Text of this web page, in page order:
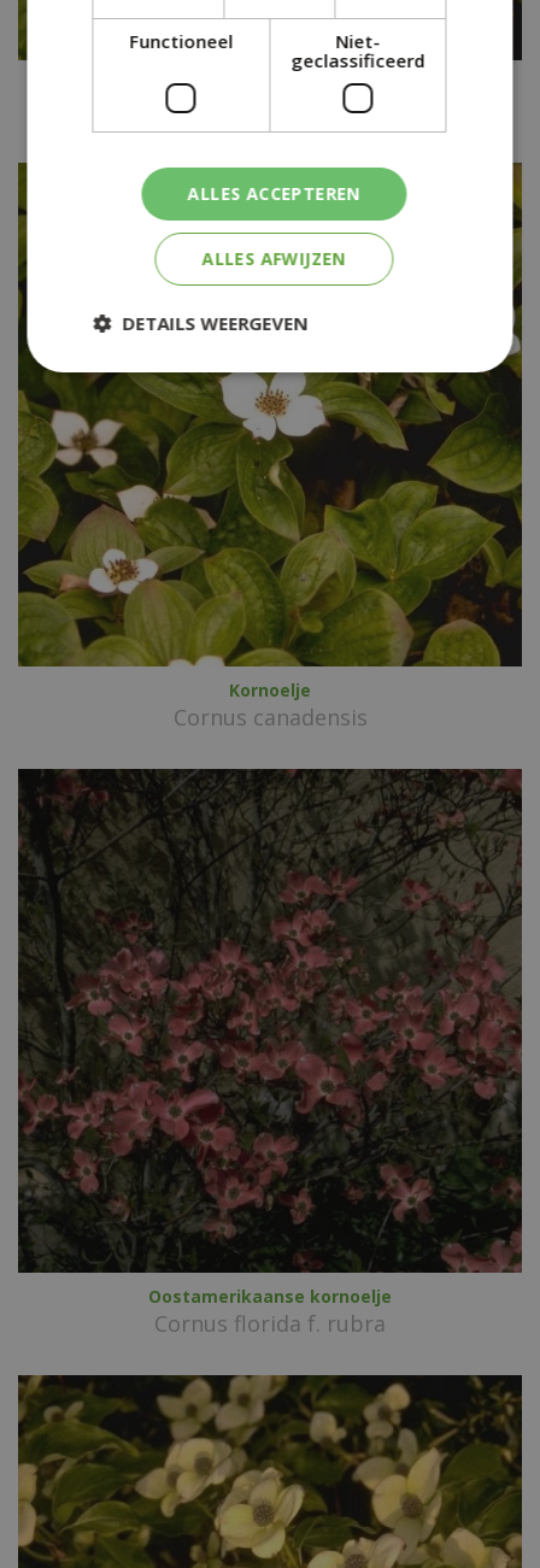
Cornus canadensis
Kornoelje
Cornus canadensis
Oostamerikaanse kornoelje
Cornus florida f. rubra
Functioneel
Niet-
geclassificeerd
ALLES ACCEPTEREN
ALLES AFWIJZEN
DETAILS WEERGEVEN